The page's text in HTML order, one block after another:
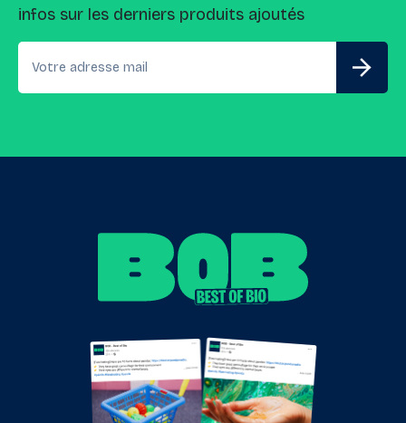
infos sur les derniers produits ajoutés